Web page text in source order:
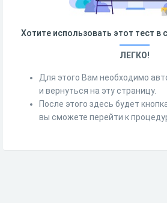
Хотите использовать этот тест в
ЛЕГКО!
Для этого Вам необходимо
и вернуться на эту страницу.
После этого здесь будет
вы сможете перейти к